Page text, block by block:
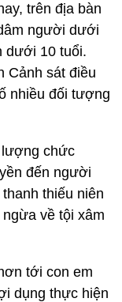
trên địa bàn
người dưới
dưới 10 tuổi.
Cảnh sát điều
nhiều đối tượng
lượng chức
đến người
thiếu niên
về tội xâm
tới con em
dụng thực hiện